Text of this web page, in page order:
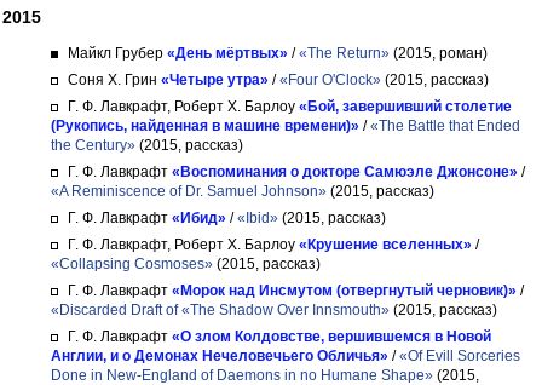
2015
Майкл Грубер «День мёртвых» /«The Return» (2015, роман)
Соня Х. Грин «Четыре утра» /«Four O'Clock» (2015, рассказ)
Г. Ф. Лавкрафт, Роберт Х. Барлоу «Бой, завершивший столетие
(Рукопись, найденная в машине времени)» /«The Battle that Ended
the Century» (2015, рассказ)
Г. Ф. Лавкрафт «Воспоминания о докторе Самюэле Джонсоне» /
«A Reminiscence of Dr. Samuel Johnson» (2015, рассказ)
Г. Ф. Лавкрафт «Ибид» /«Ibid» (2015, рассказ)
Г. Ф. Лавкрафт, Роберт Х. Барлоу «Крушение вселенных» /
«Collapsing Cosmoses» (2015, рассказ)
Г. Ф. Лавкрафт «Морок над Инсмутом (отвергнутый черновик)» /
«Discarded Draft of «The Shadow Over Innsmouth» (2015, рассказ)
Г. Ф. Лавкрафт «О злом Колдовстве, вершившемся в Новой
Англии, и о Демонах Нечеловечьего Обличья» /«Of Evill Sorceries
Done in New-England of Daemons in no Humane Shape» (2015,